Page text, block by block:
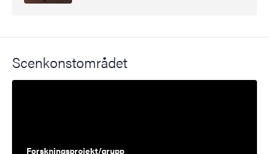
Scenkonstområdet
Forskningsprojekt/grupp